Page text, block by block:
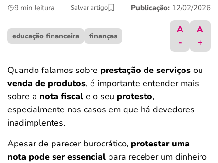
últimas notícias
ferramentas
9 min leitura Salvar artigo Publicação: 12/02/2026
educação financeira finanças
A
-
A
+
Quando falamos sobre prestação de serviços ou
venda de produtos, é importante entender mais
sobre a nota fiscal e o seu protesto,
especialmente nos casos em que há devedores
inadimplentes.
Apesar de parecer burocrático, protestar uma
nota pode ser essencial para receber um dinheiro